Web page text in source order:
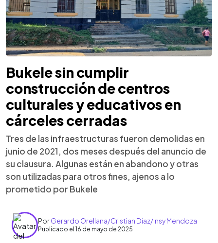
Bukele sin cumplir
construcción de centros
culturales y educativos en
cárceles cerradas
Tres de las infraestructuras fueron demolidas en
junio de 2021, dos meses después del anuncio de
su clausura. Algunas están en abandono y otras
son utilizadas para otros fines, ajenos a lo
prometido por Bukele
PorGerardo Orellana/Cristian Díaz/Insy Mendoza
Publicado el 16 de mayo de 2025